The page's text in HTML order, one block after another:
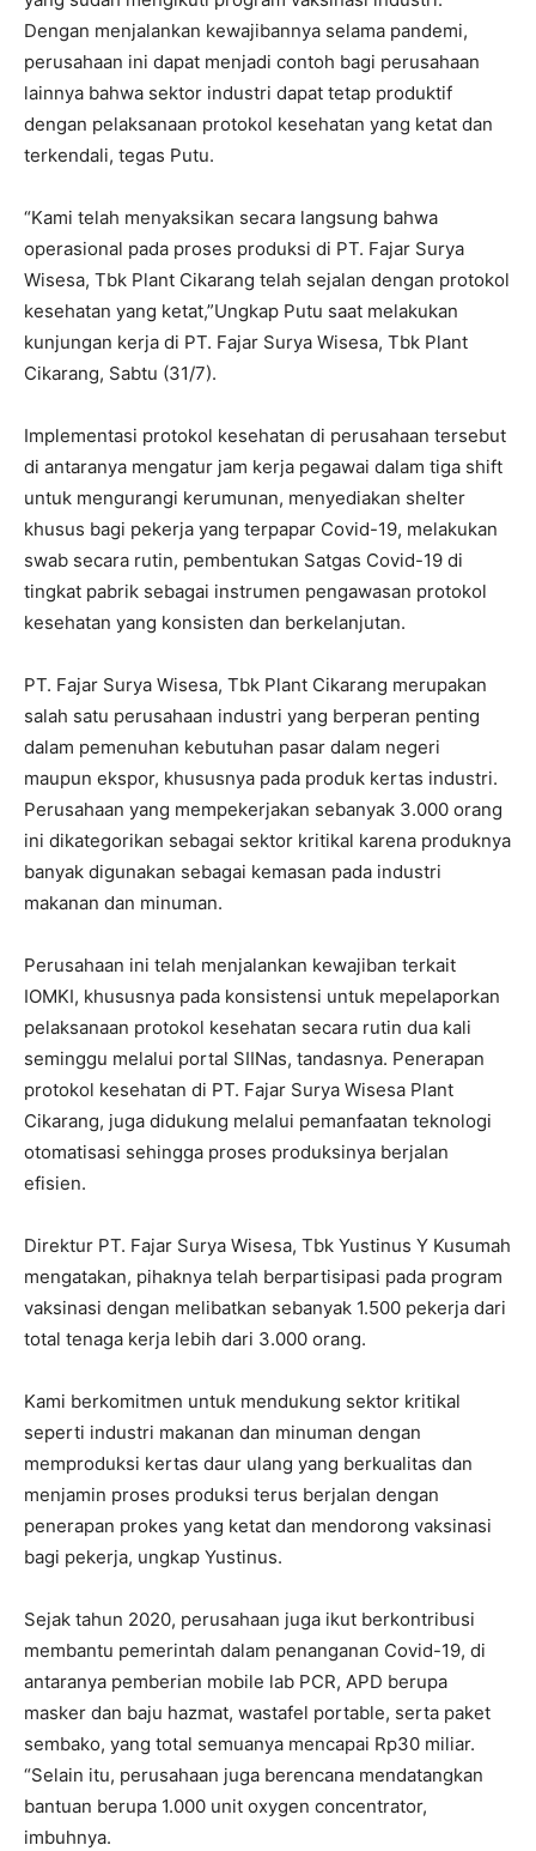
Dengan menjalankan kewajibannya selama pandemi,
perusahaan ini dapat menjadi contoh bagi perusahaan
lainnya bahwa sektor industri dapat tetap produktif
dengan pelaksanaan protokol kesehatan yang ketat dan
terkendali, tegas Putu.
“Kami telah menyaksikan secara langsung bahwa
operasional pada proses produksi di PT. Fajar Surya
Wisesa, Tbk Plant Cikarang telah sejalan dengan protokol
kesehatan yang ketat,”Ungkap Putu saat melakukan
kunjungan kerja di PT. Fajar Surya Wisesa, Tbk Plant
Cikarang, Sabtu (31/7).
Implementasi protokol kesehatan di perusahaan tersebut
di antaranya mengatur jam kerja pegawai dalam tiga shift
untuk mengurangi kerumunan, menyediakan shelter
khusus bagi pekerja yang terpapar Covid-19, melakukan
swab secara rutin, pembentukan Satgas Covid-19 di
tingkat pabrik sebagai instrumen pengawasan protokol
kesehatan yang konsisten dan berkelanjutan.
PT. Fajar Surya Wisesa, Tbk Plant Cikarang merupakan
salah satu perusahaan industri yang berperan penting
dalam pemenuhan kebutuhan pasar dalam negeri
maupun ekspor, khususnya pada produk kertas industri.
Perusahaan yang mempekerjakan sebanyak 3.000 orang
ini dikategorikan sebagai sektor kritikal karena produknya
banyak digunakan sebagai kemasan pada industri
makanan dan minuman.
Perusahaan ini telah menjalankan kewajiban terkait
IOMKI, khususnya pada konsistensi untuk mepelaporkan
pelaksanaan protokol kesehatan secara rutin dua kali
seminggu melalui portal SIINas, tandasnya. Penerapan
protokol kesehatan di PT. Fajar Surya Wisesa Plant
Cikarang, juga didukung melalui pemanfaatan teknologi
otomatisasi sehingga proses produksinya berjalan
efisien.
Direktur PT. Fajar Surya Wisesa, Tbk Yustinus Y Kusumah
mengatakan, pihaknya telah berpartisipasi pada program
vaksinasi dengan melibatkan sebanyak 1.500 pekerja dari
total tenaga kerja lebih dari 3.000 orang.
Kami berkomitmen untuk mendukung sektor kritikal
seperti industri makanan dan minuman dengan
memproduksi kertas daur ulang yang berkualitas dan
menjamin proses produksi terus berjalan dengan
penerapan prokes yang ketat dan mendorong vaksinasi
bagi pekerja, ungkap Yustinus.
Sejak tahun 2020, perusahaan juga ikut berkontribusi
membantu pemerintah dalam penanganan Covid-19, di
antaranya pemberian mobile lab PCR, APD berupa
masker dan baju hazmat, wastafel portable, serta paket
sembako, yang total semuanya mencapai Rp30 miliar.
“Selain itu, perusahaan juga berencana mendatangkan
bantuan berupa 1.000 unit oxygen concentrator,
imbuhnya.